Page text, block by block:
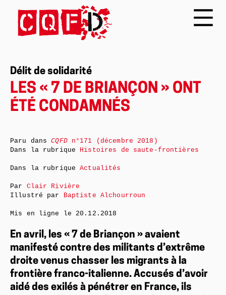
Délit de solidarité
LES « 7 DE BRIANÇON » ONT
ÉTÉ CONDAMNÉS
En avril, les « 7 de Briançon » avaient
manifesté contre des militants d’extrême
droite venus chasser les migrants à la
frontière franco-italienne. Accusés d’avoir
aidé des exilés à pénétrer en France, ils
Paru dansCQFDn°171 (décembre 2018)
Dans la rubrique Histoires de saute-frontières
Dans la rubriqueActualités
Par Clair Rivière
Illustré par Baptiste Alchourroun
Mis en ligne le 20.12.2018